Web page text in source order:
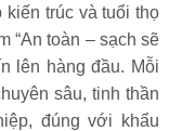
kiến trúc và tuổi thọ
“An toàn – sạch sẽ
lên hàng đầu. Mỗi
sâu, tinh thần
đúng với khẩu